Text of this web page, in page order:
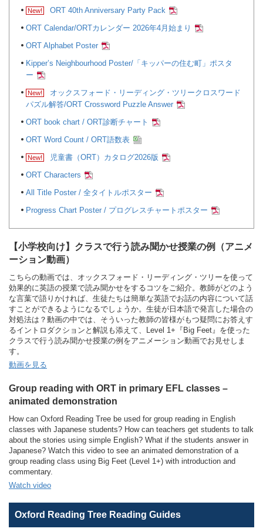
ORT 40th Anniversary Party Pack
ORT Calendar/ORTカレンダー 2026年4月始まり
ORT Alphabet Poster
Kipper’s Neighbourhood Poster/「キッパーの住む町」ポスタ
ー
オックスフォード・リーディング・ツリークロスワード
パズル解答/ORT Crossword Puzzle Answer
ORT book chart / ORT診断チャート
ORT Word Count / ORT語数表
児童書（ORT）カタログ2026版
ORT Characters
All Title Poster / 全タイトルポスター
Progress Chart Poster / プログレスチャートポスター
【小学校向け】クラスで行う読み聞かせ授業の例（アニメ
ーション動画）
こちらの動画では、オックスフォード・リーディング・ツリーを使って
効果的に英語の授業で読み聞かせをするコツをご紹介。教師がどのよう
な言葉で語りかければ、生徒たちは簡単な英語でお話の内容について話
すことができるようになるでしょうか。生徒が日本語で発言した場合の
対処法は？動画の中では、そういった教師の皆様がもつ疑問にお答えす
るイントロダクションと解説も添えて、Level 1+『Big Feet』を使った
クラスで行う読み聞かせ授業の例をアニメーション動画でお見せしま
す。
動画を見る
Group reading with ORT in primary EFL classes –
animated demonstration
How can Oxford Reading Tree be used for group reading in English
classes with Japanese students? How can teachers get students to talk
about the stories using simple English? What if the students answer in
Japanese? Watch this video to see an animated demonstration of a
group reading class using Big Feet (Level 1+) with introduction and
commentary.
Watch video
Oxford Reading Tree Reading Guides